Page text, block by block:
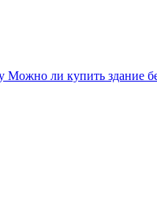
ли купить здание